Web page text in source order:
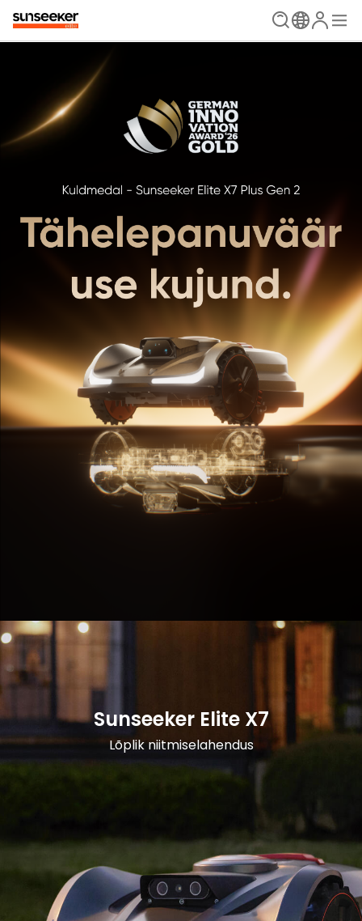
Sunseeker Elite X3 Gen 2
Juhtmevaba, antennita, muretu
Sunseeker Elite X4
Položit a jet
Osta kohe
Sunseeker Elite X7
Lõplik niitmiselahendus